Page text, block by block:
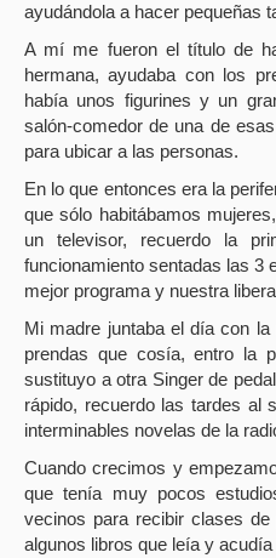
ayudándola a hacer pequeñas
A mí me fueron el título de
hermana, ayudaba con los
había unos figurines y un
salón-comedor de una de
para ubicar a las personas.
En lo que entonces era la
que sólo habitábamos
un televisor, recuerdo la
funcionamiento sentadas las 3
mejor programa y nuestra
Mi madre juntaba el día con
prendas que cosía, entro la
sustituyo a otra Singer de
rápido, recuerdo las tardes al
interminables novelas de la
Cuando crecimos y
que tenía muy pocos
vecinos para recibir clases
algunos libros que leía y